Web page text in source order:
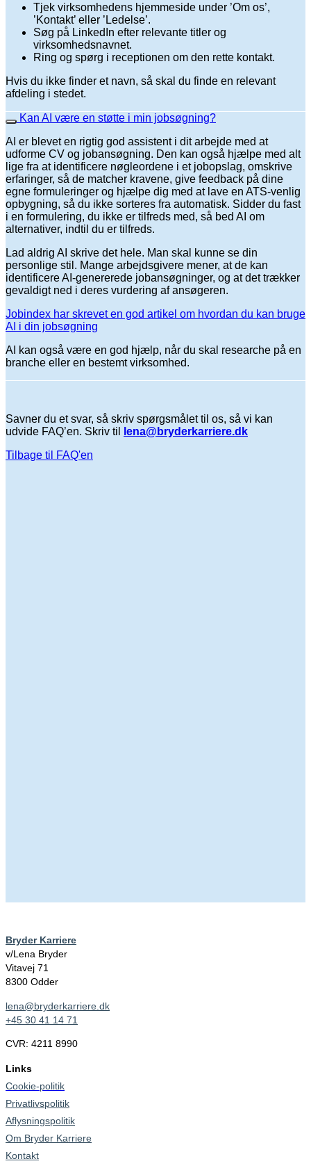
Tjek virksomhedens hjemmeside under ’Om os’,
’Kontakt’ eller ’Ledelse’.
Søg på LinkedIn efter relevante titler og
virksomhedsnavnet.
Ring og spørg i receptionen om den rette kontakt.
Hvis du ikke finder et navn, så skal du finde en relevant
afdeling i stedet.
Kan AI være en støtte i min jobsøgning?
AI er blevet en rigtig god assistent i dit arbejde med at
udforme CV og jobansøgning. Den kan også hjælpe med alt
lige fra at identificere nøgleordene i et jobopslag, omskrive
erfaringer, så de matcher kravene, give feedback på dine
egne formuleringer og hjælpe dig med at lave en ATS-venlig
opbygning, så du ikke sorteres fra automatisk. Sidder du fast
i en formulering, du ikke er tilfreds med, så bed AI om
alternativer, indtil du er tilfreds.
Lad aldrig AI skrive det hele. Man skal kunne se din
personlige stil. Mange arbejdsgivere mener, at de kan
identificere AI-genererede jobansøgninger, og at det trækker
gevaldigt ned i deres vurdering af ansøgeren.
Jobindex har skrevet en god artikel om hvordan du kan bruge
AI i din jobsøgning
AI kan også være en god hjælp, når du skal researche på en
branche eller en bestemt virksomhed.
Savner du et svar, så skriv spørgsmålet til os, så vi kan
udvide FAQ’en. Skriv til
lena@bryderkarriere.dk
Tilbage til FAQ'en
Bryder Karriere
v/Lena Bryder
Vitavej 71
8300 Odder
lena@bryderkarriere.dk
+45 30 41 14 71
CVR: 4211 8990
Links
Cookie-politik
Privatlivspolitik
Aflysningspolitik
Om Bryder Karriere
Kontakt